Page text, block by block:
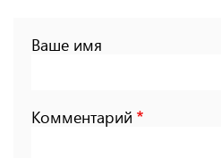
Ваше имя
Комментарий